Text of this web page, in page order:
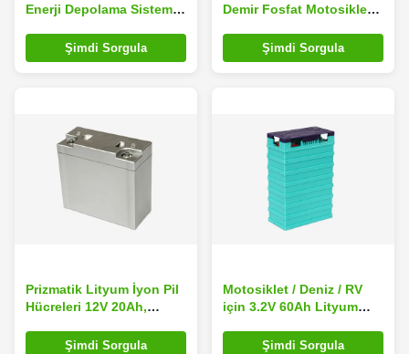
Enerji Depolama Sistemi
SistemiŞimdi Sorgula
Demir Fosfat Motosiklet
Şimdi Sorgula
Prizmatik Lityum İyon Pil
Hücreleri 12V 20Ah,
Şimdi Sorgula
Motosiklet / Deniz / RV
için 3.2V 60Ah Lityum
Şimdi Sorgula